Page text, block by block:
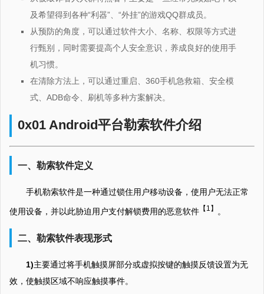
及希望得到各种“利器”、“外挂”的游戏QQ群成员。
从预防的角度，可以通过软件大小、名称、权限等方式进
行甄别，同时需要提高个人安全意识，养成良好的使用手
机习惯。
在清除方法上，可以通过重启、360手机急救箱、安全模
式、ADB命令、刷机等多种方案解决。
0x01 Android平台勒索软件介绍
一、勒索软件定义
手机勒索软件是一种通过锁住用户移动设备，使用户无法正常
使用设备，并以此胁迫用户支付解锁费用的恶意软件 【1】 。
二、勒索软件表现形式
1)主要通过将手机触摸屏部分或虚拟按键的触摸反馈设置为无
效，使触摸区域不响应触摸事件。